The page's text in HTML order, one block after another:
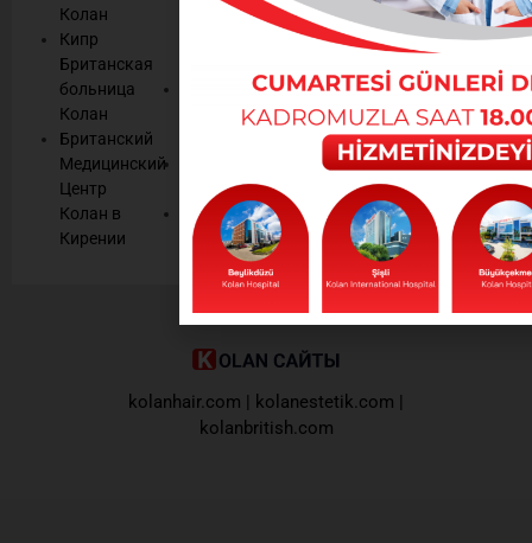
Колан
Кипр
Британская
больница
Колан
Британский
Медицинский
Центр
Колан в
Кирении
Сервис и
Средства
массовой
ресурсы
Контрактные
учреждения
444
443
и рекламных
материалах,
бюллетенях
Колана.
Oтправить
kolanhair.com | kolanestetik.com |
kolanbritish.com